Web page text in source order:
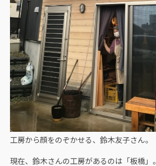
工房から顔をのぞかせる、鈴木友子さん。
現在、鈴木さんの工房があるのは「板橋」。